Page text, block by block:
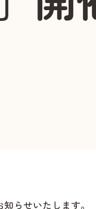
らせいたします。